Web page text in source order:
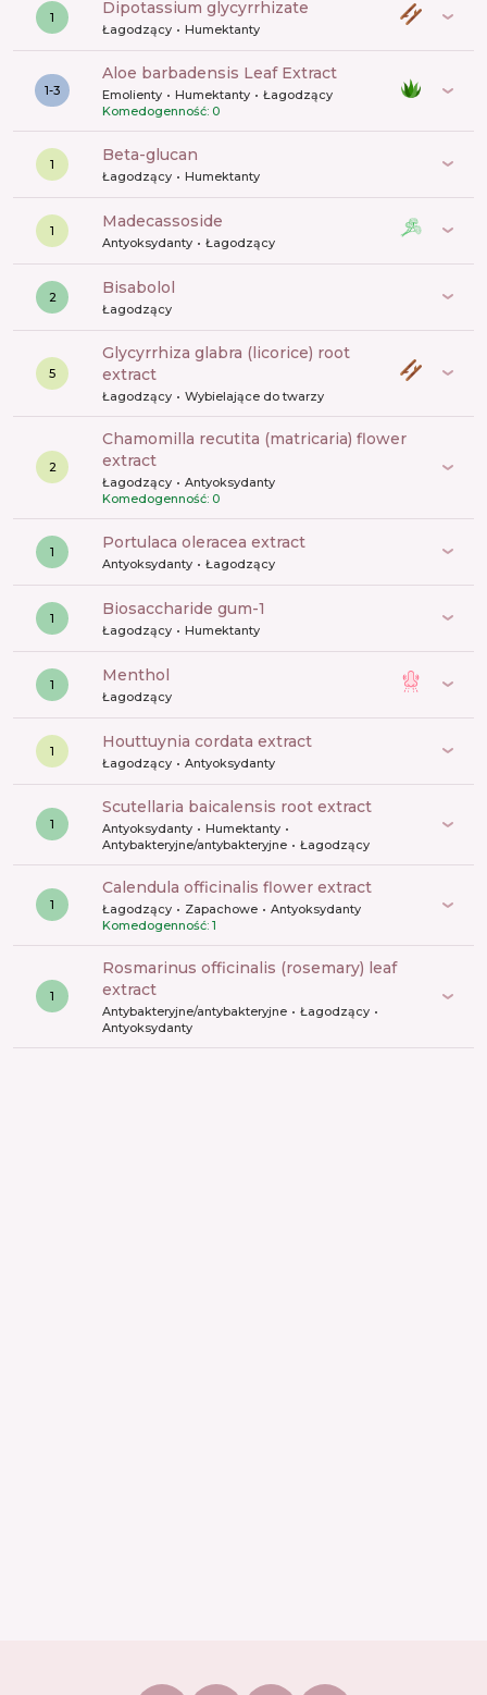
1 dipotassium glycyrrhizate
Łagodzący Humektanty
1-3
aloe barbadensis Leaf Extract
Emolienty Humektanty
Łagodzący
Komedogenność: 0
1 beta-glucan
Łagodzący Humektanty
1 madecassoside
Antyoksydanty Łagodzący
2 bisabolol
Łagodzący
5
glycyrrhiza glabra (licorice) root
extract
Łagodzący Wybielające do twarzy
2
chamomilla recutita (matricaria) flower
extract
Łagodzący
Antyoksydanty
Komedogenność: 0
1 portulaca oleracea extract
Antyoksydanty Łagodzący
1 biosaccharide gum-1
Łagodzący Humektanty
1 menthol
Łagodzący
1 houttuynia cordata extract
Łagodzący Antyoksydanty
1
scutellaria baicalensis root extract
Antyoksydanty
Humektanty
Antybakteryjne/antybakteryjne
Łagodzący
1
calendula officinalis flower extract
Łagodzący Zapachowe
Antyoksydanty
Komedogenność: 1
1
rosmarinus officinalis (rosemary) leaf
extract
Antybakteryjne/antybakteryjne
Łagodzący
Antyoksydanty